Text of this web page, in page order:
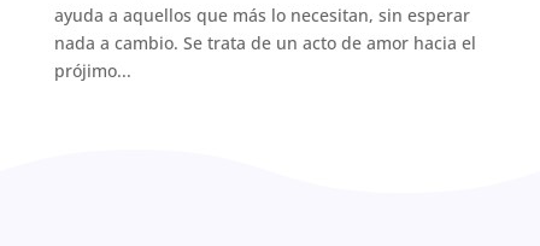
ayuda a aquellos que más lo necesitan, sin esperar
nada a cambio. Se trata de un acto de amor hacia el
prójimo...